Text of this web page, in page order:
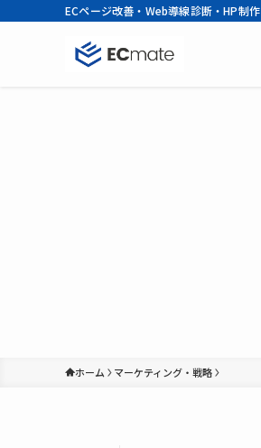
ECページ改善・Web導線診断・HP制作
ホーム マーケティング・戦略